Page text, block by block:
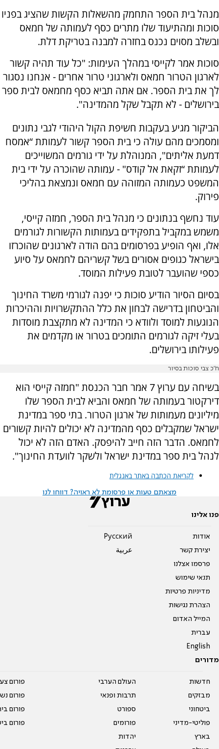
מנהל בית הספר התחמק מהשאלות הקשות שהציג בפניו
סוכות ומהתיעוד שלו מתרים כסף לעמותה של חמאס
ובשלב מסוים נכנס בחזרה למבנה בטריקת דלת.
סוכות אמר לקייסי במהלך העימות: "כל עוד תהיה קשור
לארגון הטרור חמאס ולארגוני טרור אחרים - אנחנו נסגור
לך את בית הספר. אם אתה תביא כסף מחמאס לבית ספר
בירושלים - לא תקבל שקל מהמדינה".
הביקור מגיע בעקבות חשיפת הקול היהודי לגבי נתונים
ומסמכים מהם עולה כי בית הספר קשור לעמותת “אמסח
דמעת אליתים", המנוהלת על ידי גורמים המשוייכים
לעמותת “זקאת אל קודס" - עמותה שהוכרה על ידי בית
המשפט כעמותה המזוהה עם חמאס ונמצאת בהליכי
פירוק.
עוד נחשף בנתונים כי מנהל בית הספר, חמזה קייסי,
משמש במקביל בתפקידים בעמותות הקשורות לגורמים
אלו, ואף הופיע בפרסומים בהם הודה לארגונים שהוכרזו
בישראל כגופים אסורים בשל קשריהם לחמאס על סיוע
כספי שהועבר לטובת פעילות המוסד.
בסיום הסיור הודיע סוכות כי יפנה לגורמי משרד החינוך
והביטחון בדרישה לבחון את כלל ההתקשרויות וההיכרות
הנוגעות למוסד ולוודא כי המדינה לא מתקצבת מוסדות
בעלי זיקה לגורמים התומכים בטרור או מקדמים את
פעילותו בירושלים.
ח"כ צבי סוכות בסיור
בשיחה עם ערוץ 7 אמר חבר הכנסת "חמזה קייסי הוא
דירקטור בעמותה של חמאס והביא לבית הספר שלו
מיליונים מעמותות של ארגון הטרור. בתי ספר במדינת
ישראל שמקבלים כסף מהמדינה לא יכולים להיות קשורים
לחמאס. הדבר הזה חייב להיפסק. האדם הזה לא יכול
לנהל בית ספר במדינת ישראל ולשקר לוועדת החינוך".
לקריאת הכתבה באתר באנגלית
מצאתם טעות או פרסומת לא ראויה? דווחו לנו
פנו אלינו
אודות
יצירת קשר
פרסמו אצלנו
תנאי שימוש
מדיניות פרטיות
הצהרת נגישות
המייל האדום
עברית
English
Pусский
عربية
מדורים
חדשות
מבזקים
ביטחוני
פוליטי-מדיני
בארץ
העולם הערבי
תרבות ופנאי
ספורט
פורומים
יהדות
פורום
פורום
פורום
פורום